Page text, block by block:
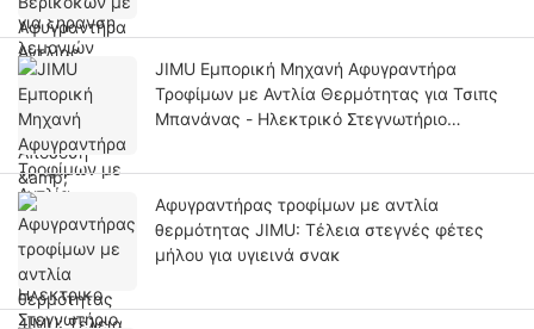
JIMU Εμπορική Μηχανή Αφυγραντήρα
Τροφίμων με Αντλία Θερμότητας για Τσιπς
Μπανάνας - Ηλεκτρικό Στεγνωτήριο
Αφυγραντήρας τροφίμων με αντλία
θερμότητας JIMU: Τέλεια στεγνές φέτες
μήλου για υγιεινά σνακ